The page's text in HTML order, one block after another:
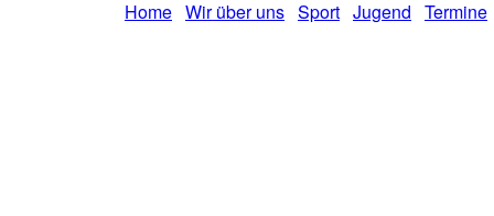
Home Wir über uns Sport Jugend Termine